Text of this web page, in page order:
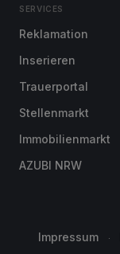
SERVICES
Reklamation
Inserieren
Trauerportal
Stellenmarkt
Immobilienmarkt
AZUBI NRW
Impressum